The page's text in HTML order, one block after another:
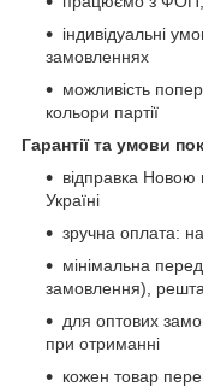
індивідуальні
замовленнях
можливість
кольори партії
Гарантії та умови
відправка
Україні
зручна оплата:
мінімальна
замовлення),
для оптових
при отриманні
кожен товар